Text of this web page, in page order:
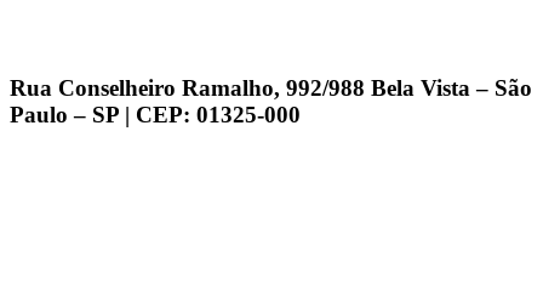
Rua Conselheiro Ramalho, 992/988 Bela Vista – São
Paulo – SP | CEP: 01325-000